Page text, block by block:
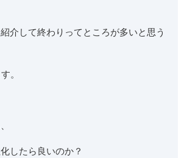
介して終わりってところが多いと思う
。
したら良いのか？